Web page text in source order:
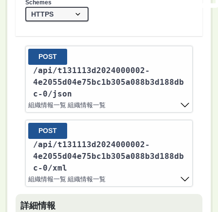
Schemes
POST
/api/t131113d2024000002-
4e2055d04e75bc1b305a088b3d188db
c-0/json
組織情報一覧 組織情報一覧
POST
/api/t131113d2024000002-
4e2055d04e75bc1b305a088b3d188db
c-0/xml
組織情報一覧 組織情報一覧
詳細情報